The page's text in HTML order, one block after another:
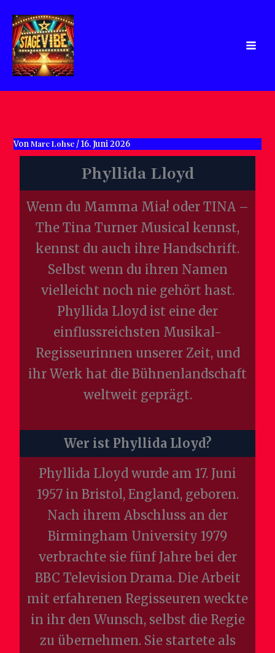
Inhalt
springen
VonMarc Lohse /16. Juni 2026
Phyllida Lloyd
Wenn du Mamma Mia! oder TINA –
The Tina Turner Musical kennst,
kennst du auch ihre Handschrift.
Selbst wenn du ihren Namen
vielleicht noch nie gehört hast.
Phyllida Lloyd ist eine der
einflussreichsten Musikal-
Regisseurinnen unserer Zeit, und
ihr Werk hat die Bühnenlandschaft
weltweit geprägt.
Wer ist Phyllida Lloyd?
Phyllida Lloyd wurde am 17. Juni
1957 in Bristol, England, geboren.
Nach ihrem Abschluss an der
Birmingham University 1979
verbrachte sie fünf Jahre bei der
BBC Television Drama. Die Arbeit
mit erfahrenen Regisseuren weckte
in ihr den Wunsch, selbst die Regie
zu übernehmen. Sie startete als